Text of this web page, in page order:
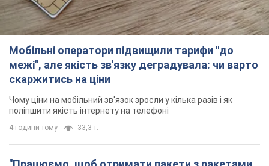
Мобільні оператори підвищили тарифи "до
межі", але якість зв'язку деградувала: чи варто
скаржитись на ціни
Чому ціни на мобільний зв'язок зросли у кілька разів і як
поліпшити якість інтернету на телефоні
4 години тому 33,3 т.